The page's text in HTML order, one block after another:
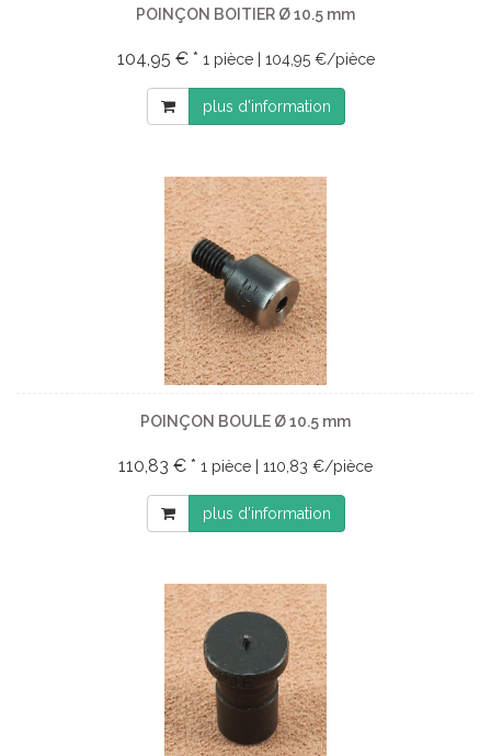
POINÇON BOITIER Ø 10.5 mm
104,95 € * 1 pièce | 104,95 €/pièce
plus d'information
POINÇON BOULE Ø 10.5 mm
110,83 € * 1 pièce | 110,83 €/pièce
plus d'information